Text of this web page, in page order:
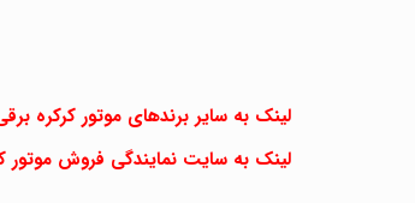
لینک به سایر برندهای موتور کرکره
لینک به سایت نمایندگی فروش موتور کرکره برقی بارزانته